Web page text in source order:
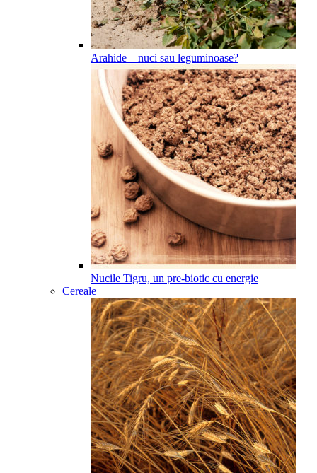
Arahide – nuci sau leguminoase?
Nucile Tigru, un pre-biotic cu energie
Cereale